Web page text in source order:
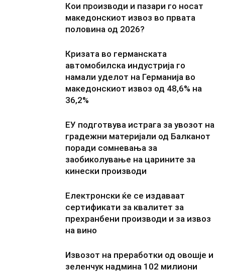
Кои производи и пазари го носат
македонскиот извоз во првата
половина од 2026?
Кризата во германската
автомобилска индустрија го
намали уделот на Германија во
македонскиот извоз од 48,6% на
36,2%
ЕУ подготвува истрага за увозот на
градежни материјали од Балканот
поради сомневања за
заобиколување на царините за
кинески производи
Електронски ќе се издаваат
сертификати за квалитет за
прехранбени производи и за извоз
на вино
Извозот на преработки од овошје и
зеленчук надмина 102 милиони